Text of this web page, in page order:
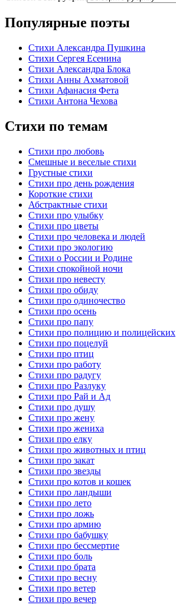
Популярные поэты
Стихи Александра Пушкина
Стихи Сергея Есенина
Стихи Александра Блока
Стихи Анны Ахматовой
Стихи Афанасия Фета
Стихи Антона Чехова
Стихи по темам
Стихи про любовь
Смешные и веселые стихи
Грустные стихи
Стихи про день рождения
Короткие стихи
Абстрактные стихи
Стихи про улыбку
Стихи про цветы
Стихи про человека и людей
Стихи про экологию
Стихи о России и Родине
Стихи спокойной ночи
Стихи про невесту
Стихи про обиду
Стихи про одиночество
Стихи про осень
Стихи про папу
Стихи про полицию и полицейских
Стихи про поцелуй
Стихи про птиц
Стихи про работу
Стихи про радугу
Стихи про Разлуку
Стихи про Рай и Ад
Стихи про душу
Стихи про жену
Стихи про жениха
Стихи про елку
Стихи про животных и птиц
Стихи про закат
Стихи про звезды
Стихи про котов и кошек
Стихи про ландыши
Стихи про лето
Стихи про ложь
Стихи про армию
Стихи про бабушку
Стихи про бессмертие
Стихи про боль
Стихи про брата
Стихи про весну
Стихи про ветер
Стихи про вечер